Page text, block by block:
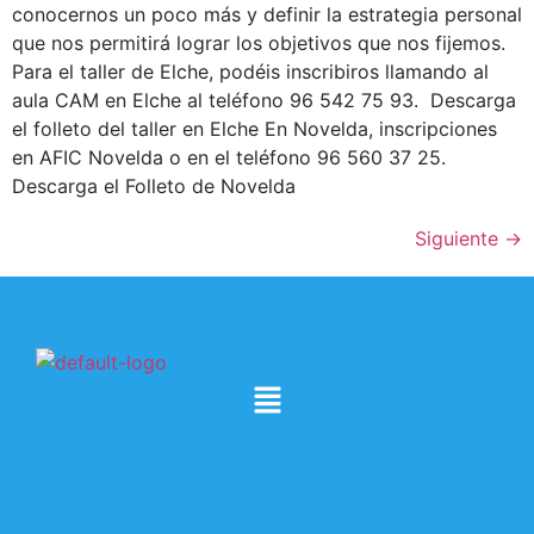
conocernos un poco más y definir la estrategia personal
que nos permitirá lograr los objetivos que nos fijemos.
Para el taller de Elche, podéis inscribiros llamando al
aula CAM en Elche al teléfono 96 542 75 93. Descarga
el folleto del taller en Elche En Novelda, inscripciones
en AFIC Novelda o en el teléfono 96 560 37 25.
Descarga el Folleto de Novelda
Siguiente →